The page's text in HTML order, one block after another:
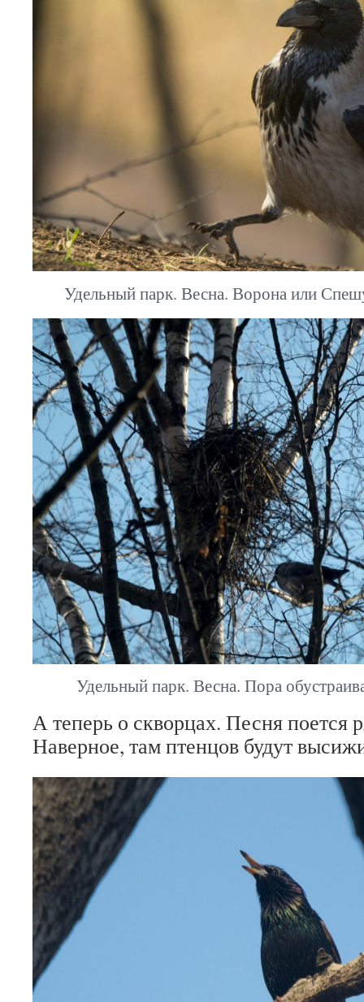
Удельный парк. Весна. Ворона или
Удельный парк. Весна. Пора
А теперь о скворцах. Песня поется
Наверное, там птенцов будут